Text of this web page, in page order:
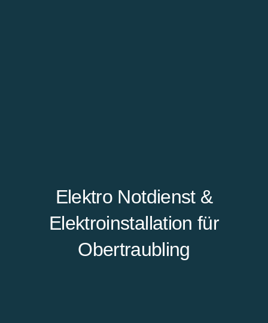
Elektro Notdienst &
Elektroinstallation für
Obertraubling